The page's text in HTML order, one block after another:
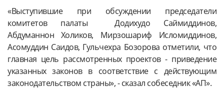
«Выступившие при обсуждении председатели
комитетов палаты Додихудо Саймиддинов,
Абдуманнон Холиков, Мирзошариф Исломиддинов,
Асомуддин Саидов, Гульчехра Бозорова отметили, что
главная цель рассмотренных проектов - приведение
указанных законов в соответствие с действующим
законодательством страны», - сказал собеседник «АП».